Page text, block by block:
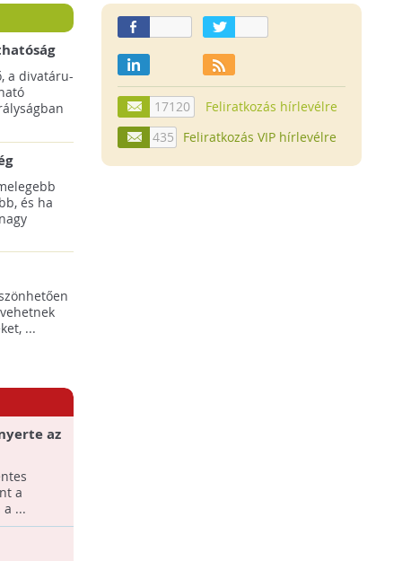
a divatáru-
és ha
...
az
a
...
17120
Feliratkozás hírlevélre
435
Feliratkozás VIP hírlevélre